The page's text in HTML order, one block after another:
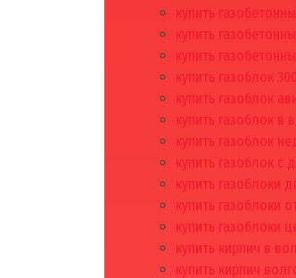
купить
купить
купить
купить газоблок
купить газоблок
купить газоблок в
купить газоблок
купить газоблок с
купить газоблоки
купить газоблоки
купить газоблоки
купить кирпич в
купить кирпич